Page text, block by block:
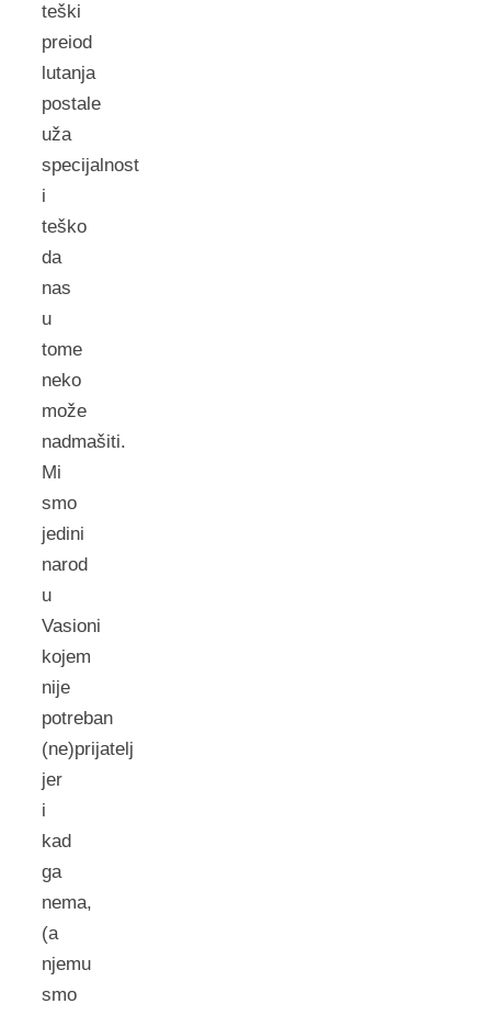
teški
preiod
lutanja
postale
uža
specijalnost
i
teško
da
nas
u
tome
neko
može
nadmašiti.
Mi
smo
jedini
narod
u
Vasioni
kojem
nije
potreban
(ne)prijatelj
jer
i
kad
ga
nema,
(a
njemu
smo